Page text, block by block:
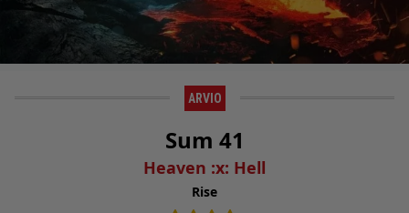
ARVIO
Sum 41
Heaven :x: Hell
Rise